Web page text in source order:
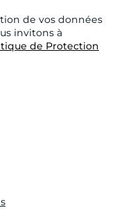
de vos données
invitons à
de Protection